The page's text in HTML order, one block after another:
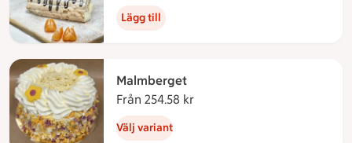
Lägg till
Malmberget
Från 254.58 kr
Välj variant